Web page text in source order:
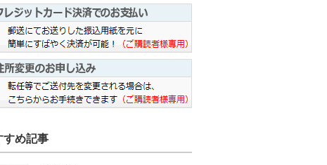
すめ記事